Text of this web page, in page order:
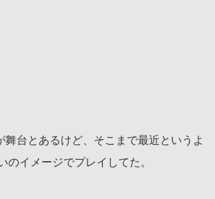
舞台とあるけど、そこまで最近というよ
のイメージでプレイしてた。